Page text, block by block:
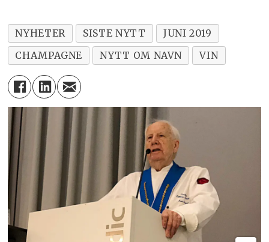
NYHETER SISTE NYTT
JUNI 2019
CHAMPAGNE
NYTT OM NAVN VIN